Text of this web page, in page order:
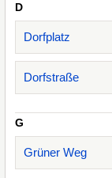
D
Dorfplatz
Dorfstraße
G
Grüner Weg